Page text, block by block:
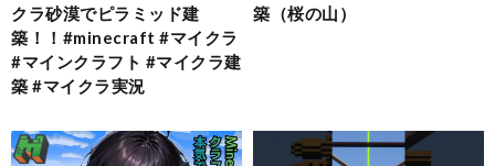
クラ砂漠でピラミッド建
築！！#minecraft #マイクラ
#マインクラフト #マイクラ建
築 #マイクラ実況
築（桜の山）